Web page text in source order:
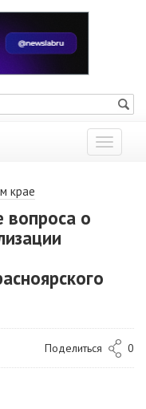
Показать
меню
крае
вопроса о
Поделиться 0